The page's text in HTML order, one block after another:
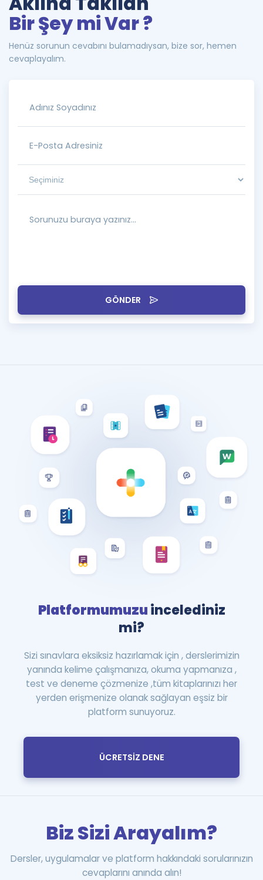
GÖNDER
Bir Şey mi Var ?
Henüz sorunun cevabını bulamadıysan, bize sor, hemen
cevaplayalım.
Platformumuzuincelediniz
mi?
Sizi sınavlara eksiksiz hazırlamak için , derslerimizin
yanında kelime çalışmanıza, okuma yapmanıza ,
test ve deneme çözmenize ,tüm kitaplarınızı her
yerden erişmenize olanak sağlayan eşsiz bir
platform sunuyoruz.
ÜCRETSİZ DENE
Biz Sizi Arayalım?
Dersler, uygulamalar ve platform hakkındaki sorularınızın
cevaplarını anında alın!